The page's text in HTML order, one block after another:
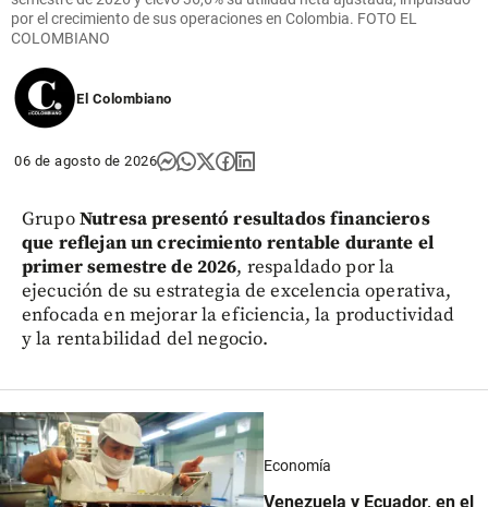
por el crecimiento de sus operaciones en Colombia. FOTO EL
COLOMBIANO
El Colombiano
06 de agosto de 2026
GrupoNutresa presentó resultados financieros
que reflejan un crecimiento rentable durante el
primer semestre de 2026, respaldado por la
ejecución de su estrategia de excelencia operativa,
enfocada en mejorar la eficiencia, la productividad
y la rentabilidad del negocio.
Economía
Venezuela y Ecuador, en el